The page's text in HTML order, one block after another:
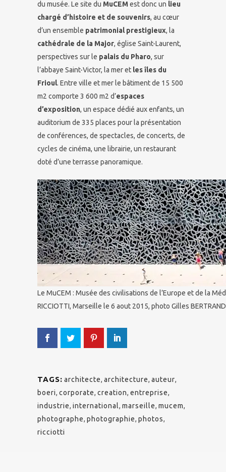
du musée. Le site du MuCEM est donc un lieu
chargé d’histoire et de souvenirs, au cœur
d’un ensemble patrimonial prestigieux, la
cathédrale de la Major, église Saint-Laurent,
perspectives sur le palais du Pharo, sur
l’abbaye Saint-Victor, la mer et les îles du
Frioul. Entre ville et mer le bâtiment de 15 500
m2 comporte 3 600 m2 d’espaces
d’exposition, un espace dédié aux enfants, un
auditorium de 335 places pour la présentation
de conférences, de spectacles, de concerts, de
cycles de cinéma, une librairie, un restaurant
doté d’une terrasse panoramique.
Le MuCEM : Musée des civilisations de l’Europe et de la
RICCIOTTI, Marseille le 6 aout 2015, photo Gilles BERTRAND
TAGS: architecte, architecture, auteur,
boeri, corporate, creation, entreprise,
industrie, international, marseille, mucem,
photographe, photographie, photos,
ricciotti